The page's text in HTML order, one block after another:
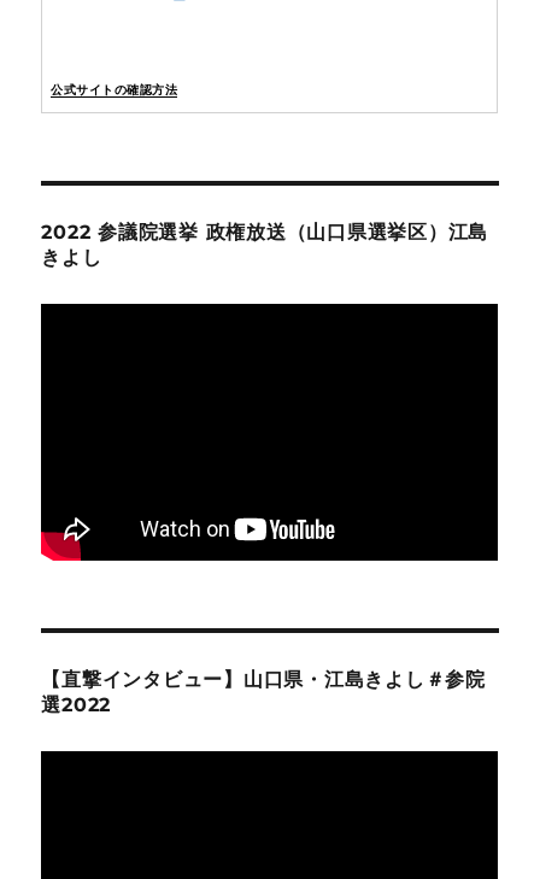
公式サイトの確認方法
2022 参議院選挙 政権放送（山口県選挙区）江島
きよし
【直撃インタビュー】山口県・江島きよし＃参院
選2022